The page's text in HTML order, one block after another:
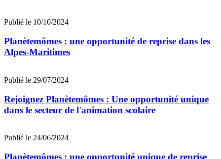
Publié le 10/10/2024
Planètemômes : une opportunité de reprise dans les
Alpes-Maritimes
Publié le 29/07/2024
Rejoignez Planètemômes : Une opportunité unique
dans le secteur de l'animation scolaire
Publié le 24/06/2024
Planètemômes : une opportunité unique de reprise